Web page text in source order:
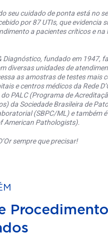
seu cuidado de ponta está no
por 87 UTIs, que evidencia
a pacientes críticos e na
Diagnóstico, fundado em 1947,
diversas unidades de
as amostras de testes mais
e centros médicos da Rede
PALC (Programa de
da Sociedade Brasileira de
(SBPC/ML) e também
American Pathologists).
sempre que precisar!